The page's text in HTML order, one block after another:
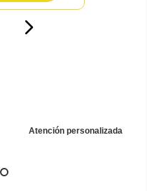
Atención personalizada